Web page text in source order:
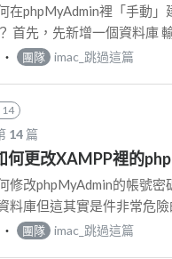
在phpMyAdmin裡「手動
首先，先新增一個資料庫
‧ 團隊 imac_跳過這篇
14
14 篇
何更改XAMPP裡的
修改phpMyAdmin的帳號
料庫但這其實是件非常危
‧ 團隊 imac_跳過這篇